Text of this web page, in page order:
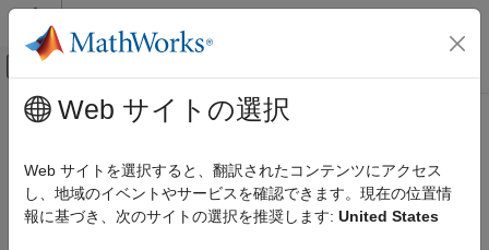
コンテンツへスキップ
オフキャンバス ナビゲーション メ
ドキュメンテーションのホーム
Navigation Toolbox
メインコンテンツ
慣性センサー フュージョン
IMU と GPS による慣性ナビゲーション、センサー フュージョ
ン、カスタム フィルター調整
Web サイトの選択
Web サイトを選択すると、翻訳されたコンテンツにアクセス
し、地域のイベントやサービスを確認できます。現在の位置情
報に基づき、次のサイトの選択を推奨します: United States